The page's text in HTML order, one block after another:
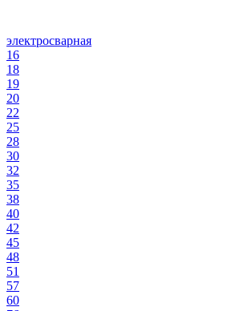
электросварная
16
18
19
20
22
25
28
30
32
35
38
40
42
45
48
51
57
60